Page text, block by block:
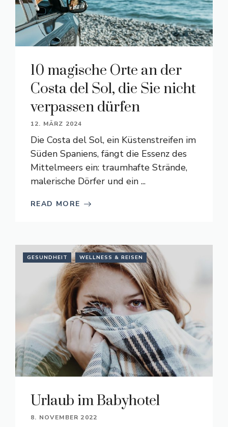
10 magische Orte an der
Costa del Sol, die Sie nicht
verpassen dürfen
12. MÄRZ 2024
Die Costa del Sol, ein Küstenstreifen im
Süden Spaniens, fängt die Essenz des
Mittelmeers ein: traumhafte Strände,
malerische Dörfer und ein ...
READ MORE
GESUNDHEIT WELLNESS & REISEN
Urlaub im Babyhotel
8. NOVEMBER 2022